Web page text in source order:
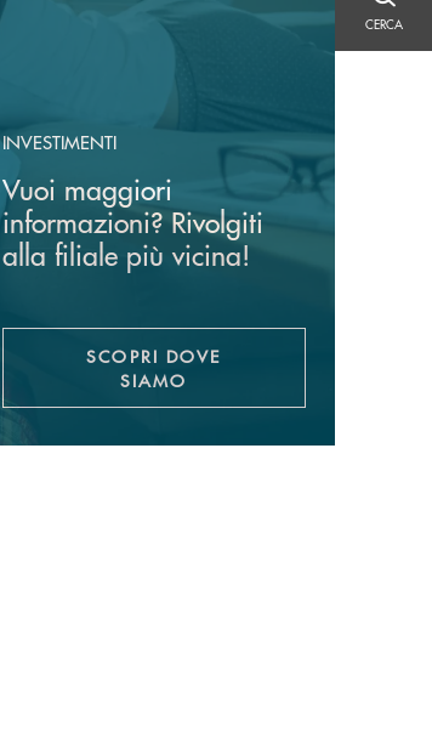
CERCA
CERCA
INVESTIMENTI
Vuoi maggiori
informazioni? Rivolgiti
alla filiale più vicina!
SCOPRI DOVE
SIAMO